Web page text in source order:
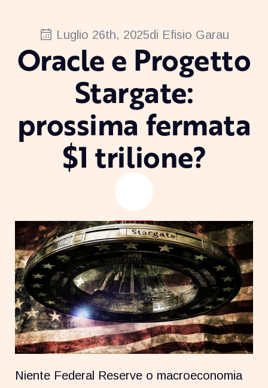
Luglio 26th, 2025di Efisio Garau
Oracle e Progetto
Stargate:
prossima fermata
$1 trilione?
Niente Federal Reserve o macroeconomia